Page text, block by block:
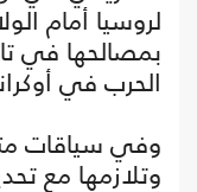
لروسيا أمام
بمصالحها في
الحرب في
وفي سياقات
وتلازمها مع